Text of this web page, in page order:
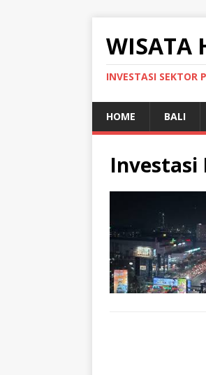
WISATA
INVESTASI SEKTOR
HOME BALI
Investasi